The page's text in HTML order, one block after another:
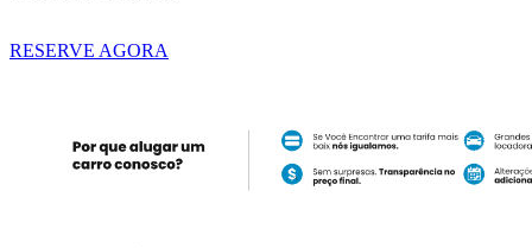
RESERVE AGORA